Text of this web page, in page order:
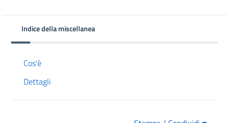
Indice della miscellanea
Cos'è
Dettagli